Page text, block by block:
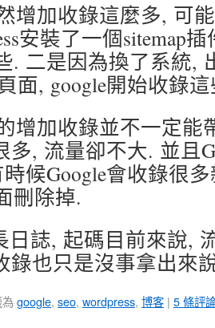
增加收錄這麼多, 可
安裝了一個sitemap
. 二是因為換了系統,
面, google開始收錄
增加收錄並不一定能
多, 流量卻不大. 並且
候Google會收錄很
刪除掉.
日誌, 起碼目前來說,
錄也只是沒事拿出來
google, seo, wordpress, 博客 | 5 條評